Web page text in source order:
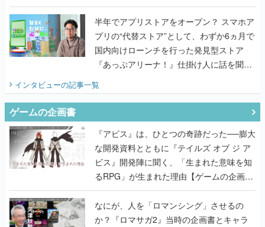
うこだわりをプロデューサーに聞いた
半年でアプリストアをオープン？ スマホア
プリの“代替ストア”として、わずか6ヵ月で
国内向けローンチを行った発見型ストア
『あっぷアリーナ！』仕掛け人に話を聞い
てみた
インタビューの記事一覧
ゲームの企画書
『アビス』は、ひとつの奇跡だった──膨大
な開発資料とともに『テイルズ オブ ジ ア
ビス』開発陣に聞く、「生まれた意味を知
るRPG」が生まれた理由【ゲームの企画
書】
なにが、人を「ロマンシング」させるの
か？『ロマサガ2』当時の企画書とキャラ